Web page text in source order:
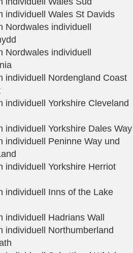
individuell Wales St Davids
Nordwales individuell
Nordwales individuell
individuell Nordengland Coast
individuell Yorkshire Cleveland
individuell Yorkshire Dales Way
individuell Peninne Way und
individuell Yorkshire Herriot
individuell Inns of the Lake
individuell Hadrians Wall
individuell Northumberland